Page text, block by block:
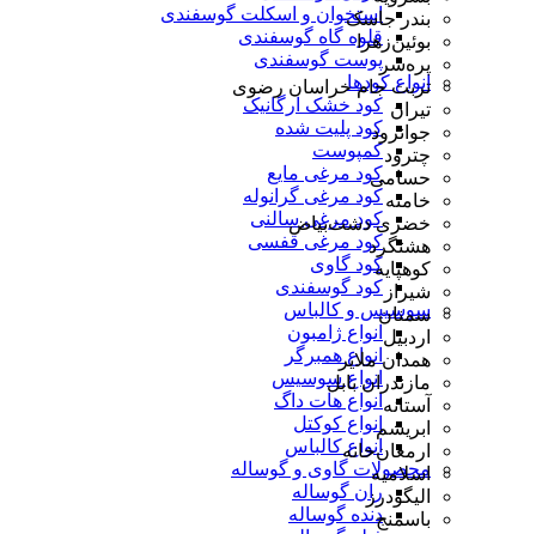
استخوان و اسکلت گوسفندی
قلوه گاه گوسفندی
پوست گوسفندی
انواع کودها
کود خشک ارگانیک
کود پلیت شده
کمپوست
کود مرغی مایع
کود مرغی گرانوله
کود مرغی سالنی
کود مرغی قفسی
کود گاوی
کود گوسفندی
سوسیس و کالباس
انواع ژامبون
انواع همبرگر
انواع سوسیس
انواع هات داگ
انواع کوکتل
انواع کالباس
محصولات گاوی و گوساله
ران گوساله
دنده گوساله
بندر جاسک
بوئین‌زهرا
پره‌سر
تربت جام خراسان رضوی
تیران
جوانرود
چترود
حسامی
خامنه
خضری دشت‌بیاض
هشتگرد
کوهپایه
شیراز
سمنان
اردبیل
همدان ملایر
مازندران بابل
آستانه
ابریشم
ارمغان‌خانه
اسلامیه
الیگودرز
باسمنج